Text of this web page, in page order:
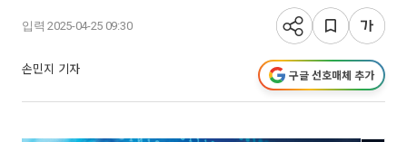
입력 2025-04-25 09:30
손민지 기자 구글 선호매체 추가